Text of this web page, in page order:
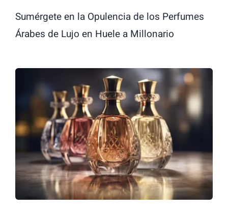
LATTAFA
MARCAS
Sumérgete en la Opulencia de los Perfumes
Árabes de Lujo en Huele a Millonario